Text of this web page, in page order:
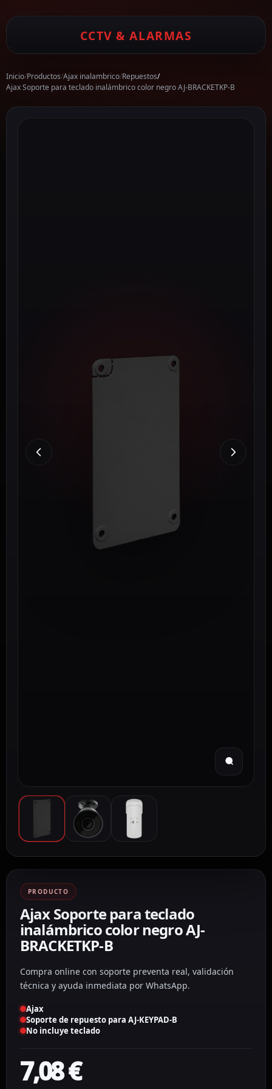
CCTV & ALARMAS
Inicio/Productos/Ajax inalambrico/Repuestos/
Ajax Soporte para teclado inalámbrico color negro AJ-BRACKETKP-B
PRODUCTO
Ajax Soporte para teclado
inalámbrico color negro AJ-
BRACKETKP-B
Compra online con soporte preventa real, validación
técnica y ayuda inmediata por WhatsApp.
Ajax
Soporte de repuesto para AJ-KEYPAD-B
No incluye teclado
7,08€